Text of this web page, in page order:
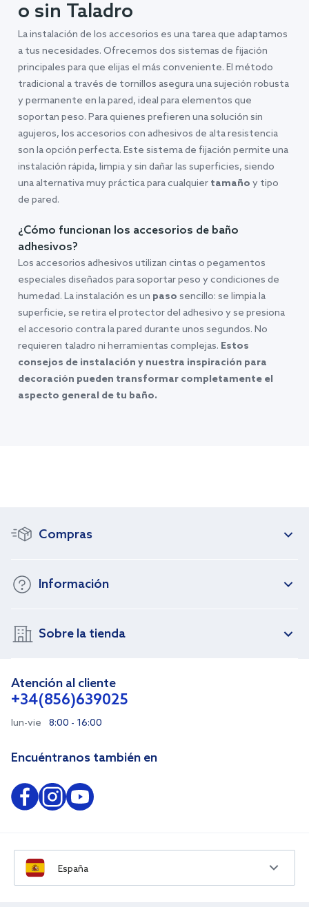
o sin Taladro
La instalación de los accesorios es una tarea que adaptamos
a tus necesidades. Ofrecemos dos sistemas de fijación
principales para que elijas el más conveniente. El método
tradicional a través de tornillos asegura una sujeción robusta
y permanente en la pared, ideal para elementos que
soportan peso. Para quienes prefieren una solución sin
agujeros, los accesorios con adhesivos de alta resistencia
son la opción perfecta. Este sistema de fijación permite una
instalación rápida, limpia y sin dañar las superficies, siendo
una alternativa muy práctica para cualquier tamaño y tipo
de pared.
¿Cómo funcionan los accesorios de baño
adhesivos?
Los accesorios adhesivos utilizan cintas o pegamentos
especiales diseñados para soportar peso y condiciones de
humedad. La instalación es un paso sencillo: se limpia la
superficie, se retira el protector del adhesivo y se presiona
el accesorio contra la pared durante unos segundos. No
requieren taladro ni herramientas complejas. Estos
consejos de instalación y nuestra inspiración para
decoración pueden transformar completamente el
aspecto general de tu baño.
Compras
Información
Sobre la tienda
Atención al cliente
+34(856)639025
lun-vie 8:00 - 16:00
Encuéntranos también en
España